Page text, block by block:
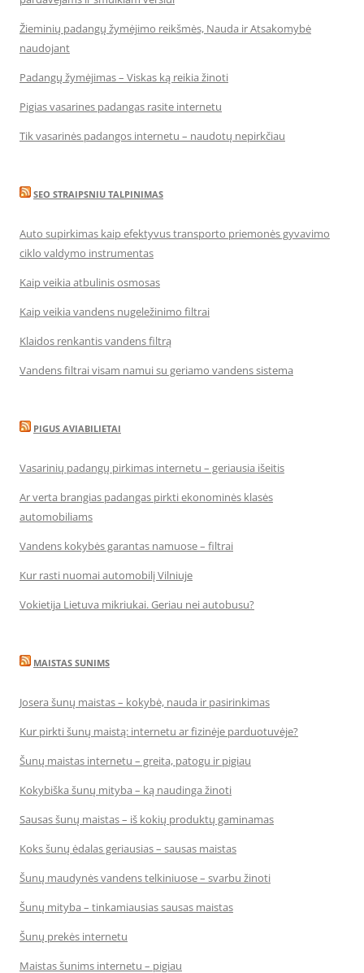
Žieminių padangų žymėjimo reikšmės, Nauda ir Atsakomybė
naudojant
Padangų žymėjimas – Viskas ką reikia žinoti
Pigias vasarines padangas rasite internetu
Tik vasarinės padangos internetu – naudotų nepirkčiau
SEO STRAIPSNIU TALPINIMAS
Auto supirkimas kaip efektyvus transporto priemonės gyvavimo
ciklo valdymo instrumentas
Kaip veikia atbulinis osmosas
Kaip veikia vandens nugeležinimo filtrai
Klaidos renkantis vandens filtrą
Vandens filtrai visam namui su geriamo vandens sistema
PIGUS AVIABILIETAI
Vasarinių padangų pirkimas internetu – geriausia išeitis
Ar verta brangias padangas pirkti ekonominės klasės
automobiliams
Vandens kokybės garantas namuose – filtrai
Kur rasti nuomai automobilį Vilniuje
Vokietija Lietuva mikriukai. Geriau nei autobusu?
MAISTAS SUNIMS
Josera šunų maistas – kokybė, nauda ir pasirinkimas
Kur pirkti šunų maistą: internetu ar fizinėje parduotuvėje?
Šunų maistas internetu – greita, patogu ir pigiau
Kokybiška šunų mityba – ką naudinga žinoti
Sausas šunų maistas – iš kokių produktų gaminamas
Koks šunų ėdalas geriausias – sausas maistas
Šunų maudynės vandens telkiniuose – svarbu žinoti
Šunų mityba – tinkamiausias sausas maistas
Šunų prekės internetu
Maistas šunims internetu – pigiau